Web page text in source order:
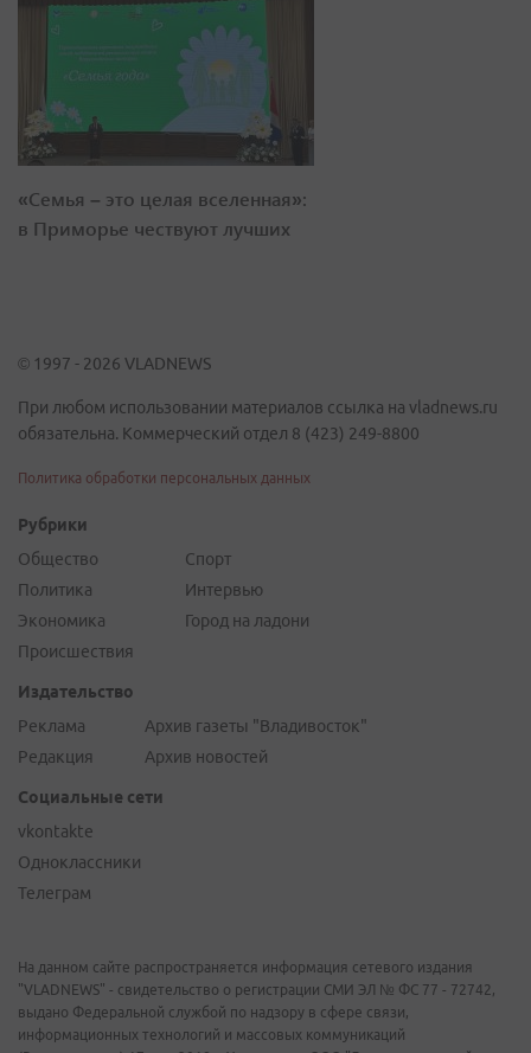
«Семья – это целая вселенная»:
в Приморье чествуют лучших
© 1997 - 2026 VLADNEWS
При любом использовании материалов ссылка на vladnews.ru
обязательна. Коммерческий отдел 8 (423) 249-8800
Политика обработки персональных данных
Рубрики
Общество
Политика
Экономика
Происшествия
Спорт
Интервью
Город на ладони
Издательство
Реклама
Редакция
Архив газеты "Владивосток"
Архив новостей
Социальные сети
vkontakte
Одноклассники
Телеграм
На данном сайте распространяется информация сетевого издания
"VLADNEWS" - свидетельство о регистрации СМИ ЭЛ № ФС 77 - 72742,
выдано Федеральной службой по надзору в сфере связи,
информационных технологий и массовых коммуникаций